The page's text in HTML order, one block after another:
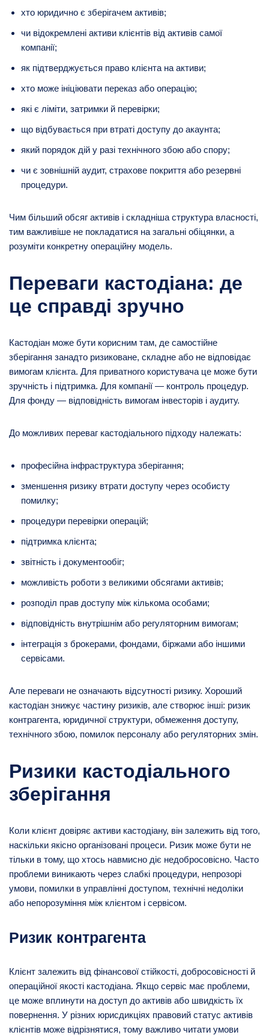
хто юридично є зберігачем активів;
чи відокремлені активи клієнтів від активів самої
компанії;
як підтверджується право клієнта на активи;
хто може ініціювати переказ або операцію;
які є ліміти, затримки й перевірки;
що відбувається при втраті доступу до акаунта;
який порядок дій у разі технічного збою або спору;
чи є зовнішній аудит, страхове покриття або резервні
процедури.
Чим більший обсяг активів і складніша структура власності,
тим важливіше не покладатися на загальні обіцянки, а
розуміти конкретну операційну модель.
Переваги кастодіана: де
це справді зручно
Кастодіан може бути корисним там, де самостійне
зберігання занадто ризиковане, складне або не відповідає
вимогам клієнта. Для приватного користувача це може бути
зручність і підтримка. Для компанії — контроль процедур.
Для фонду — відповідність вимогам інвесторів і аудиту.
До можливих переваг кастодіального підходу належать:
професійна інфраструктура зберігання;
зменшення ризику втрати доступу через особисту
помилку;
процедури перевірки операцій;
підтримка клієнта;
звітність і документообіг;
можливість роботи з великими обсягами активів;
розподіл прав доступу між кількома особами;
відповідність внутрішнім або регуляторним вимогам;
інтеграція з брокерами, фондами, біржами або іншими
сервісами.
Але переваги не означають відсутності ризику. Хороший
кастодіан знижує частину ризиків, але створює інші: ризик
контрагента, юридичної структури, обмеження доступу,
технічного збою, помилок персоналу або регуляторних змін.
Ризики кастодіального
зберігання
Коли клієнт довіряє активи кастодіану, він залежить від того,
наскільки якісно організовані процеси. Ризик може бути не
тільки в тому, що хтось навмисно діє недобросовісно. Часто
проблеми виникають через слабкі процедури, непрозорі
умови, помилки в управлінні доступом, технічні недоліки
або непорозуміння між клієнтом і сервісом.
Ризик контрагента
Клієнт залежить від фінансової стійкості, добросовісності й
операційної якості кастодіана. Якщо сервіс має проблеми,
це може вплинути на доступ до активів або швидкість їх
повернення. У різних юрисдикціях правовий статус активів
клієнтів може відрізнятися, тому важливо читати умови